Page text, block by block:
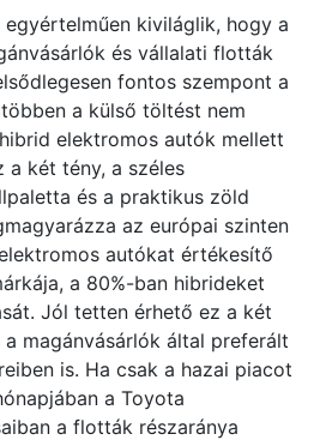
kiviláglik, hogy a
és vállalati flották
fontos szempont a
a külső töltést nem
elektromos autók mellett
a két tény, a széles
és a praktikus zöld
az európai szinten
autókat értékesítő
a 80%-ban hibrideket
Jól tetten érhető ez a két
magánvásárlók által preferált
is. Ha csak a hazai piacot
a Toyota
a flották részaránya